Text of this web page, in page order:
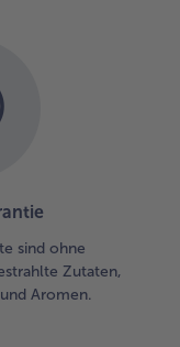
sind ohne
Zutaten,
Aromen.